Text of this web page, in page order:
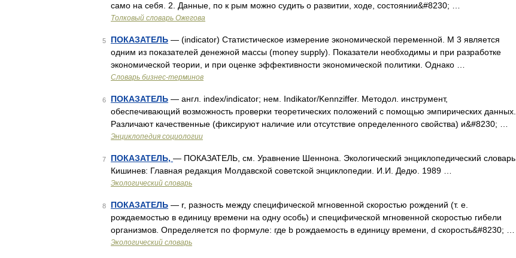
само на себя. 2. Данные, по к рым можно судить о развитии, ходе, состоянии&#8230; …
Толковый словарь Ожегова
5 ПОКАЗАТЕЛЬ — (indicator) Статистическое измерение экономической переменной. М 3 является
одним из показателей денежной массы (money supply). Показатели необходимы и при разработке
экономической теории, и при оценке эффективности экономической политики. Однако …
Словарь бизнес-терминов
6 ПОКАЗАТЕЛЬ — англ. index/indicator; нем. Indikator/Kennziffer. Методол. инструмент,
обеспечивающий возможность проверки теоретических положений с помощью эмпирических данных.
Различают качественные (фиксируют наличие или отсутствие определенного свойства) и&#8230; …
Энциклопедия социологии
7 ПОКАЗАТЕЛЬ, — ПОКАЗАТЕЛЬ, см. Уравнение Шеннона. Экологический энциклопедический словарь.
Кишинев: Главная редакция Молдавской советской энциклопедии. И.И. Дедю. 1989 …
Экологический словарь
8 ПОКАЗАТЕЛЬ — r, разность между специфической мгновенной скоростью рождений (т. е.
рождаемостью в единицу времени на одну особь) и специфической мгновенной скоростью гибели
организмов. Определяется по формуле: где b рождаемость в единицу времени, d скорость&#8230; …
Экологический словарь